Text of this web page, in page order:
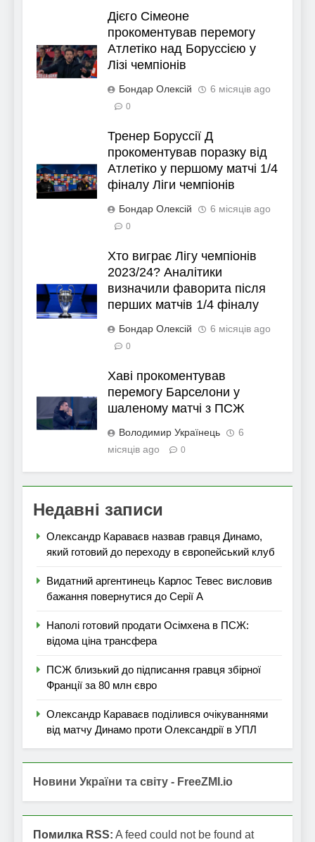
Дієго Сімеоне
прокоментував перемогу
Атлетіко над Боруссією у
Лізі чемпіонів
Бондар Олексій 6 місяців ago
0
Тренер Боруссії Д
прокоментував поразку від
Атлетіко у першому матчі 1/4
фіналу Ліги чемпіонів
Бондар Олексій 6 місяців ago
0
Хто виграє Лігу чемпіонів
2023/24? Аналітики
визначили фаворита після
перших матчів 1/4 фіналу
Бондар Олексій 6 місяців ago
0
Хаві прокоментував
перемогу Барселони у
шаленому матчі з ПСЖ
Володимир Українець
6
місяців ago
0
Недавні записи
Олександр Караваєв назвав гравця Динамо,
який готовий до переходу в європейський клуб
Видатний аргентинець Карлос Тевес висловив
бажання повернутися до Серії А
Наполі готовий продати Осімхена в ПСЖ:
відома ціна трансфера
ПСЖ близький до підписання гравця збірної
Франції за 80 млн євро
Олександр Караваєв поділився очікуваннями
від матчу Динамо проти Олександрії в УПЛ
Новини України та світу - FreeZMI.io
Помилка RSS: A feed could not be found at